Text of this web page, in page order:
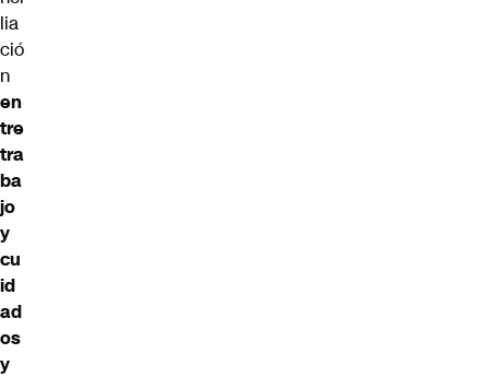
lia
ció
n
en
tre
tra
ba
jo
y
cu
id
ad
os
y